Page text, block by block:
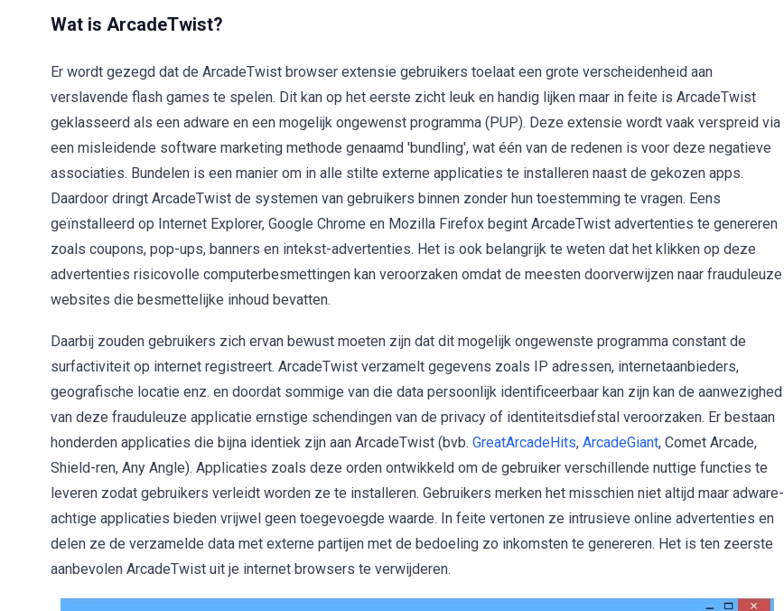
Wat is ArcadeTwist?
Er wordt gezegd dat de ArcadeTwist browser extensie gebruikers toelaat een grote verscheidenheid aan
verslavende flash games te spelen. Dit kan op het eerste zicht leuk en handig lijken maar in feite is ArcadeTwist
geklasseerd als een adware en een mogelijk ongewenst programma (PUP). Deze extensie wordt vaak verspreid via
een misleidende software marketing methode genaamd 'bundling', wat één van de redenen is voor deze negatieve
associaties. Bundelen is een manier om in alle stilte externe applicaties te installeren naast de gekozen apps.
Daardoor dringt ArcadeTwist de systemen van gebruikers binnen zonder hun toestemming te vragen. Eens
geïnstalleerd op Internet Explorer, Google Chrome en Mozilla Firefox begint ArcadeTwist advertenties te genereren
zoals coupons, pop-ups, banners en intekst-advertenties. Het is ook belangrijk te weten dat het klikken op deze
advertenties risicovolle computerbesmettingen kan veroorzaken omdat de meesten doorverwijzen naar frauduleuze
websites die besmettelijke inhoud bevatten.
Daarbij zouden gebruikers zich ervan bewust moeten zijn dat dit mogelijk ongewenste programma constant de
surfactiviteit op internet registreert. ArcadeTwist verzamelt gegevens zoals IP adressen, internetaanbieders,
geografische locatie enz. en doordat sommige van die data persoonlijk identificeerbaar kan zijn kan de aanwezighed
van deze frauduleuze applicatie ernstige schendingen van de privacy of identiteitsdiefstal veroorzaken. Er bestaan
honderden applicaties die bijna identiek zijn aan ArcadeTwist (bvb. GreatArcadeHits, ArcadeGiant, Comet Arcade,
Shield-ren, Any Angle). Applicaties zoals deze orden ontwikkeld om de gebruiker verschillende nuttige functies te
leveren zodat gebruikers verleidt worden ze te installeren. Gebruikers merken het misschien niet altijd maar adware-
achtige applicaties bieden vrijwel geen toegevoegde waarde. In feite vertonen ze intrusieve online advertenties en
delen ze de verzamelde data met externe partijen met de bedoeling zo inkomsten te genereren. Het is ten zeerste
aanbevolen ArcadeTwist uit je internet browsers te verwijderen.